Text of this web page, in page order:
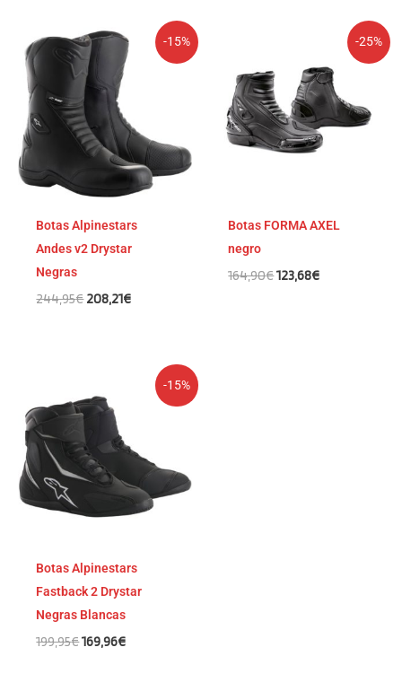
-15%
Botas Alpinestars
Andes v2 Drystar
Negras
244,95€
El
precio
original
era:
244,95€.
208,21€
precio
-25%
Botas FORMA AXEL
negro
164,90€
original
era:
164,90€.
123,68€
precio
actual
es:
123,68€.
-15%
Botas Alpinestars
Fastback 2 Drystar
Negras Blancas
199,95€
precio
original
199,95€.
169,96€
precio
169,96€.